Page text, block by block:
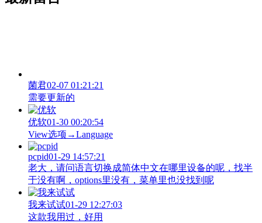
菌君02-07 01:21:21
需要更新的
优软01-30 00:20:54
View‌选项→Language
pcpid01-29 14:57:21
老大，请问语言切换成简体中文在哪里设备的呢，找半
于没有啊，options里没有，菜单里也没找到呢
我来试试01-29 12:27:03
这款我用过，好用